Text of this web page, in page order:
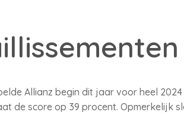
Allianz begin dit jaar voor heel
de score op 39 procent. Opmerkelijk